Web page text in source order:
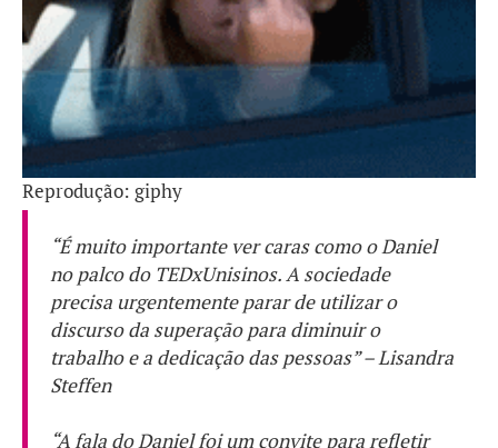
Reprodução: giphy
“É muito importante ver caras como o Daniel
no palco do TEDxUnisinos. A sociedade
precisa urgentemente parar de utilizar o
discurso da superação para diminuir o
trabalho e a dedicação das pessoas” – Lisandra
Steffen
“A fala do Daniel foi um convite para refletir